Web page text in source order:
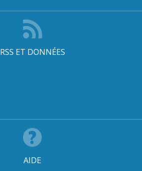
RSS ET DONNÉES
AIDE